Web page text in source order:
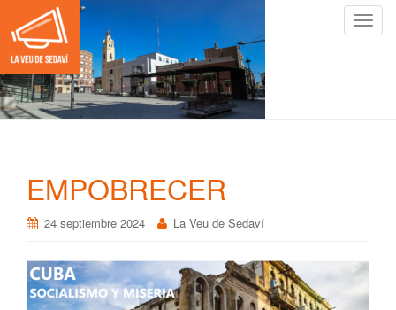
C
a
EMPOBRECER
24 septiembre 2024 La Veu de Sedaví